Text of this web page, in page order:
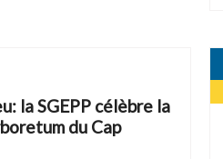
la SGEPP célèbre la
du Cap